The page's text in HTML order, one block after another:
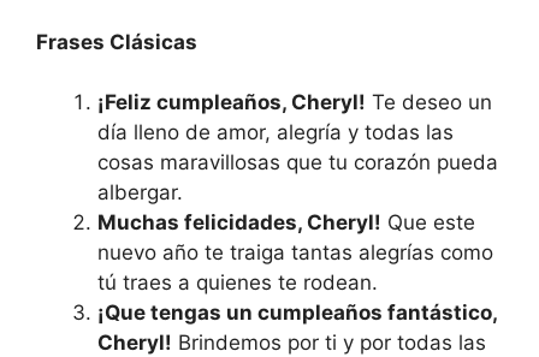
Frases Clásicas
¡Feliz cumpleaños, Cheryl! Te deseo un
día lleno de amor, alegría y todas las
cosas maravillosas que tu corazón pueda
albergar.
Muchas felicidades, Cheryl! Que este
nuevo año te traiga tantas alegrías como
tú traes a quienes te rodean.
¡Que tengas un cumpleaños fantástico,
Cheryl! Brindemos por ti y por todas las